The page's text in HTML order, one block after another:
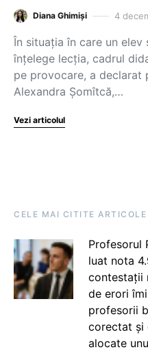
Diana Ghimiși 4
În situația în care un elev
înțelege lecția, cadrul
pe provocare, a declarat
Alexandra Șomîtcă,…
Vezi articolul
CELE MAI CITITE ARTICOLE
Profesorul
luat nota
contestații
de erori
profesorii
corectat și
alocate